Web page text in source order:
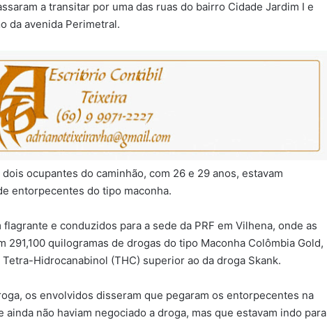
a transitar por uma das ruas do bairro Cidade Jardim I e
da avenida Perimetral.
ocupantes do caminhão, com 26 e 29 anos, estavam
entorpecentes do tipo maconha.
e conduzidos para a sede da PRF em Vilhena, onde as
291,100 quilogramas de drogas do tipo Maconha Colômbia Gold,
Hidrocanabinol (THC) superior ao da droga Skank.
os envolvidos disseram que pegaram os entorpecentes na
não haviam negociado a droga, mas que estavam indo para